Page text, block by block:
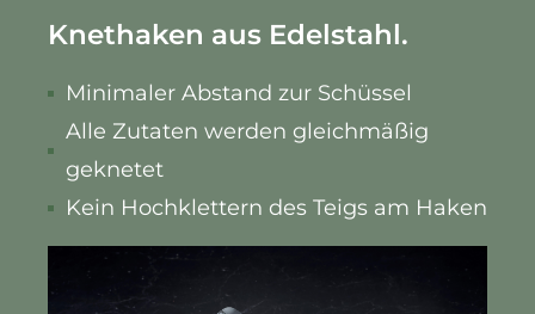
Knethaken aus Edelstahl.
Minimaler Abstand zur Schüssel
Alle Zutaten werden gleichmäßig
geknetet
Kein Hochklettern des Teigs am Haken